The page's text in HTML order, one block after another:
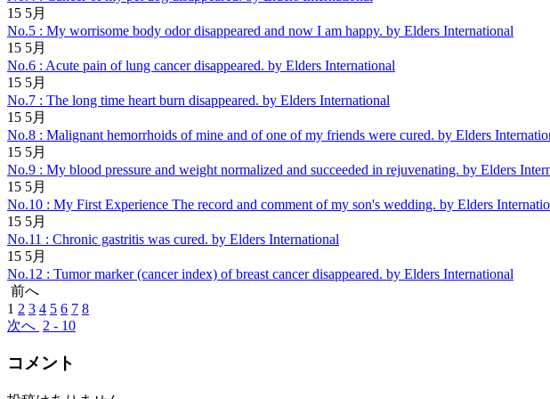
15 5月
No.5 : My worrisome body odor disappeared and now I am happy. by Elders International
15 5月
No.6 : Acute pain of lung cancer disappeared. by Elders International
15 5月
No.7 : The long time heart burn disappeared. by Elders International
15 5月
No.8 : Malignant hemorrhoids of mine and of one of my friends were cured. by Elders
15 5月
No.9 : My blood pressure and weight normalized and succeeded in rejuvenating. by Elders
15 5月
No.10 : My First Experience The record and comment of my son's wedding. by Elders
15 5月
No.11 : Chronic gastritis was cured. by Elders International
15 5月
No.12 : Tumor marker (cancer index) of breast cancer disappeared. by Elders International
前へ
1 2 3 4 5 6 7 8
次へ 2 - 10
コメント